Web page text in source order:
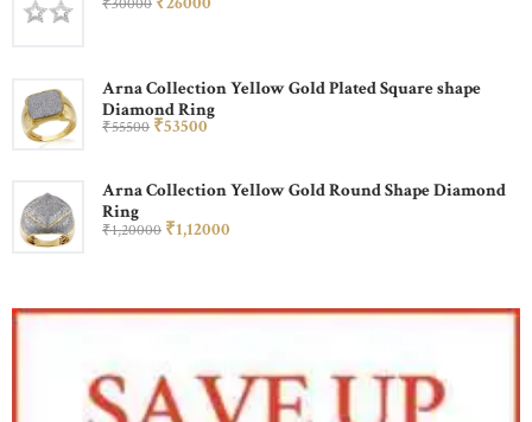
Arna Collection Yellow Gold Plated Square shape
Diamond Ring
₹55500 ₹53500
Arna Collection Yellow Gold Round Shape Diamond
Ring
₹1,20000 ₹1,12000